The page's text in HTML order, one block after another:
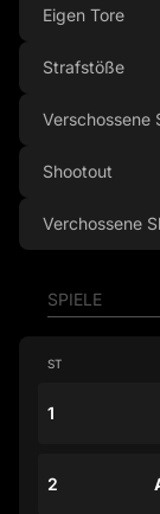
SPIELE
ST
1
2
Eigen Tore
Strafstöße
Verschossene
Shootout
Verchossene